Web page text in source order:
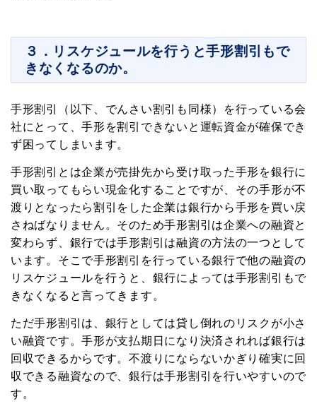
３．リスケジュールを行うと手形割引もで
きなくなるのか。
手形割引（以下、でんさい割引も同様）を行っている会
社にとって、手形を割引できないと運転資金が確保でき
ず困ってしまいます。
手形割引とは企業が売掛先から受け取った手形を銀行に
買い取ってもらい現金化することですが、その手形が不
渡りとなったら割引をした企業は銀行から手形を買い戻
さねばなりません。そのため手形割引は企業への融資と
変わらず、銀行では手形割引は融資の方法の一つとして
います。そこで手形割引を行っている銀行で他の融資の
リスケジュールを行うと、銀行によっては手形割引もで
きなくなると言ってきます。
ただ手形割引は、銀行としては貸し倒れのリスクが小さ
い融資です。手形が支払期日になり決済されれば銀行は
回収できるからです。不渡りにならないかぎり確実に回
収できる融資なので、銀行は手形割引を行いやすいので
す。